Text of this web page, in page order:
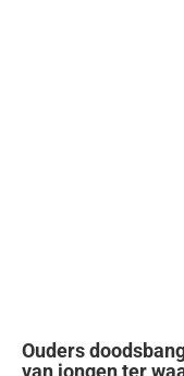
Ouders
van jongen ter